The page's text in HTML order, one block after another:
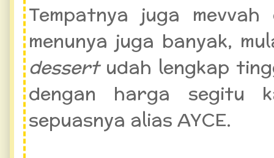
Tempatnya juga
menunya juga banyak,
dessert udah lengkap
dengan harga segitu
sepuasnya alias AYCE.